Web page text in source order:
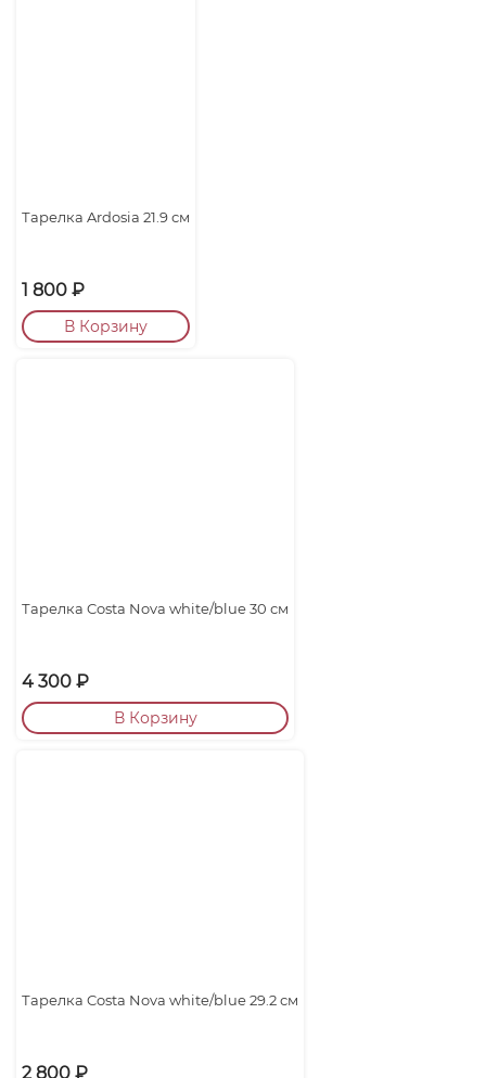
Тарелка Ardosia 21.9 см
1 800 ₽
В Корзину
Тарелка Costa Nova white/blue 30 см
4 300 ₽
В Корзину
Тарелка Costa Nova white/blue 29.2 см
2 800 ₽